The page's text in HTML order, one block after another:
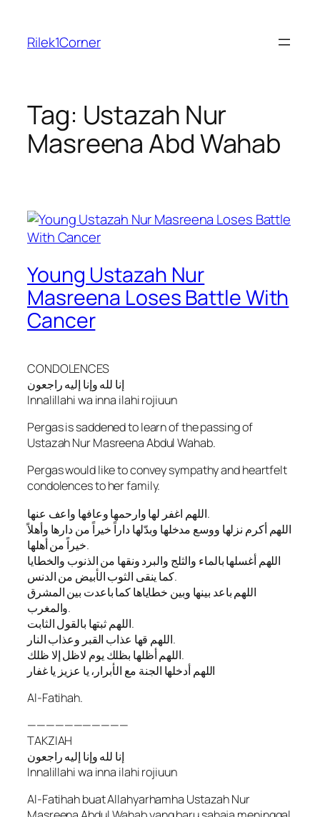
content
Rilek1Corner
Tag: Ustazah Nur
Masreena Abd Wahab
Young Ustazah Nur
Masreena Loses Battle With
Cancer
CONDOLENCES
إنا لله وإنا إليه راجعون
Innalillahi wa inna ilahi rojiuun
Pergas is saddened to learn of the passing of
Ustazah Nur Masreena Abdul Wahab.
Pergas would like to convey sympathy and heartfelt
condolences to her family.
اللهم اغفر لها وارحمها وعافها واعف عنها.
اللهم أكرم نزلها ووسع مدخلها وبدّلها داراً خيراً من دارها وأهلاً
خيراً من أهلها.
اللهم أغسلها بالماء والثلج والبرد ونقها من الذنوب والخطايا
كما ينقى الثوب الأبيض من الدنس.
اللهم باعد بينها وبين خطاياها كما باعدت بين المشرق
والمغرب.
اللهم ثبتها بالقول الثابت.
اللهم قها عذاب القبر وعذاب النار.
اللهم أظلها بظلك يوم لاظل إلا ظلك.
اللهم أدخلها الجنة مع الأبرار، يا عزيز يا غفار
Al-Fatihah.
———————————
TAKZIAH
إنا لله وإنا إليه راجعون
Innalillahi wa inna ilahi rojiuun
Al-Fatihah buat Allahyarhamha Ustazah Nur